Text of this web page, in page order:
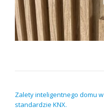
Zalety inteligentnego domu w
standardzie KNX.